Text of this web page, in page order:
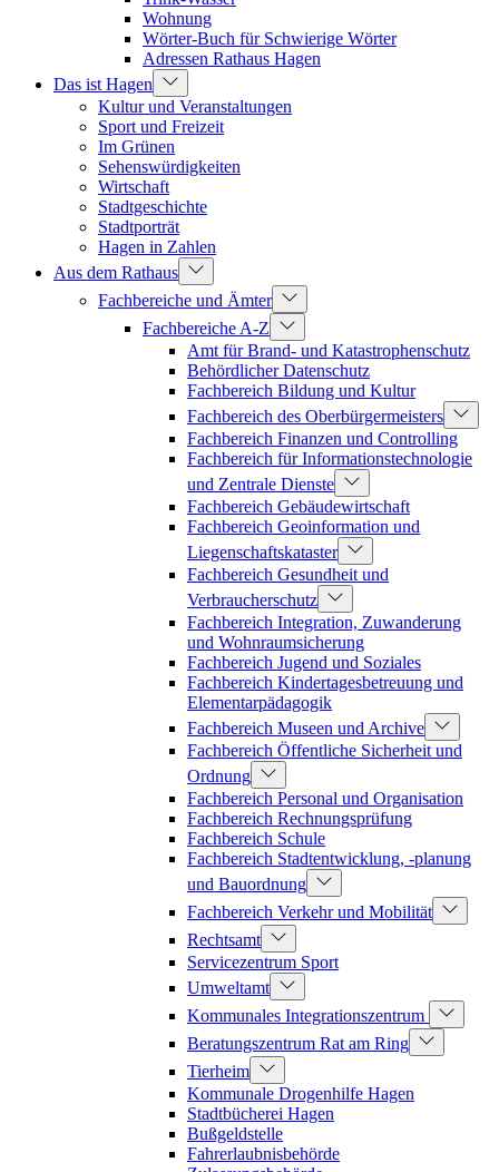
Wohnung
Wörter-Buch für Schwierige Wörter
Adressen Rathaus Hagen
Das ist Hagen
Kultur und Veranstaltungen
Sport und Freizeit
Im Grünen
Sehenswürdigkeiten
Wirtschaft
Stadtgeschichte
Stadtporträt
Hagen in Zahlen
Aus dem Rathaus
Fachbereiche und Ämter
Fachbereiche A-Z
Amt für Brand- und Katastrophenschutz
Behördlicher Datenschutz
Fachbereich Bildung und Kultur
Fachbereich des Oberbürgermeisters
Fachbereich Finanzen und Controlling
Fachbereich für Informationstechnologie
und Zentrale Dienste
Fachbereich Gebäudewirtschaft
Fachbereich Geoinformation und
Liegenschaftskataster
Fachbereich Gesundheit und
Verbraucherschutz
Fachbereich Integration, Zuwanderung
und Wohnraumsicherung
Fachbereich Jugend und Soziales
Fachbereich Kindertagesbetreuung und
Elementarpädagogik
Fachbereich Museen und Archive
Fachbereich Öffentliche Sicherheit und
Ordnung
Fachbereich Personal und Organisation
Fachbereich Rechnungsprüfung
Fachbereich Schule
Fachbereich Stadtentwicklung, -planung
und Bauordnung
Fachbereich Verkehr und Mobilität
Rechtsamt
Servicezentrum Sport
Umweltamt
Kommunales Integrationszentrum
Beratungszentrum Rat am Ring
Tierheim
Kommunale Drogenhilfe Hagen
Stadtbücherei Hagen
Bußgeldstelle
Fahrerlaubnisbehörde